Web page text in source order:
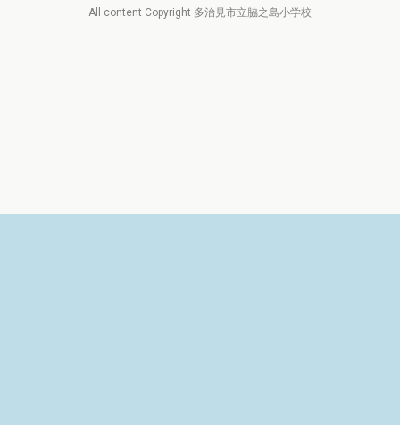
All content Copyright 多治見市立脇之島小学校